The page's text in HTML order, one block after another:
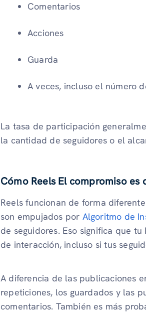
Comentarios
Acciones
Guarda
A veces, incluso el número
La tasa de participación
la cantidad de seguidores o el
Cómo Reels El compromiso es
Reels funcionan de forma
son empujados por Algoritmo de
de seguidores. Eso significa que
de interacción, incluso si tus
A diferencia de las publicaciones
repeticiones, los guardados y las
comentarios. También es más